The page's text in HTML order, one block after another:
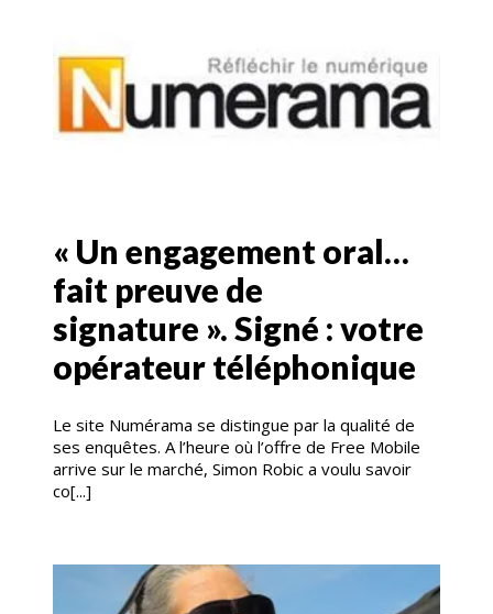
« Un engagement oral…
fait preuve de
signature ». Signé : votre
opérateur téléphonique
Le site Numérama se distingue par la qualité de
ses enquêtes. A l’heure où l’offre de Free Mobile
arrive sur le marché, Simon Robic a voulu savoir
co[...]